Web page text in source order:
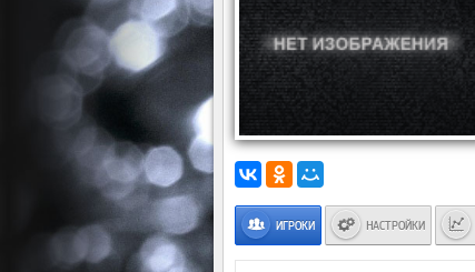
ИГРОКИ НАСТРОЙКИ